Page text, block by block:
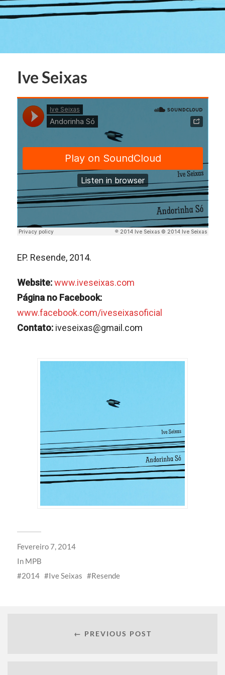
Ive Seixas
EP. Resende, 2014.
Website: www.iveseixas.com
Página no Facebook:
www.facebook.com/iveseixasoficial
Contato: iveseixas@gmail.com
Fevereiro 7, 2014
In MPB
2014
Ive Seixas Resende
← PREVIOUS POST